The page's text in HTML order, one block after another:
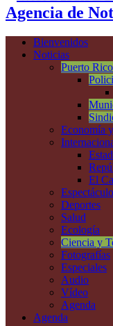
Agencia de
Bienvenidos
Noticias
Puerto Rico
Economía
El
Deportes
Salud
Ecología
Ciencia y
Fotografías
Especiales
Audio
Vídeo
Agenda
Agenda